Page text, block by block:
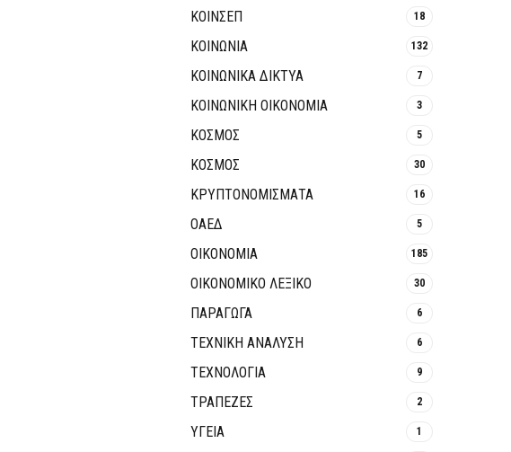
ΚΟΙΝΣΕΠ 18
ΚΟΙΝΩΝΙΑ 132
ΚΟΙΝΩΝΙΚΆ ΔΊΚΤΥΑ 7
ΚΟΙΝΩΝΙΚΉ ΟΙΚΟΝΟΜΊΑ 3
ΚΟΣΜΟΣ 5
ΚΟΣΜΟΣ 30
ΚΡΥΠΤΟΝΟΜΊΣΜΑΤΑ 16
ΟΑΕΔ 5
ΟΙΚΟΝΟΜΙΑ 185
ΟΙΚΟΝΟΜΙΚΟ ΛΕΞΙΚΟ 30
ΠΑΡΑΓΩΓΑ 6
ΤΕΧΝΙΚΗ ΑΝΑΛΥΣΗ 6
ΤΕΧΝΟΛΟΓΙΑ 9
ΤΡΆΠΕΖΕΣ 2
ΥΓΕΙΑ 1